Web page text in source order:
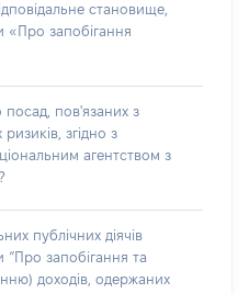
становище,
«Про запобігання
пов'язаних з
згідно з
агентством з
публічних діячів
“Про запобігання та
доходів, одержаних